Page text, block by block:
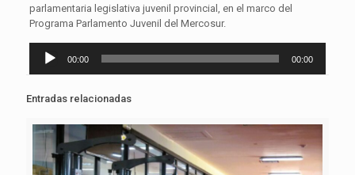
parlamentaria legislativa juvenil provincial, en el marco del
Programa Parlamento Juvenil del Mercosur.
Reproductor
00:00 00:00
Entradas relacionadas